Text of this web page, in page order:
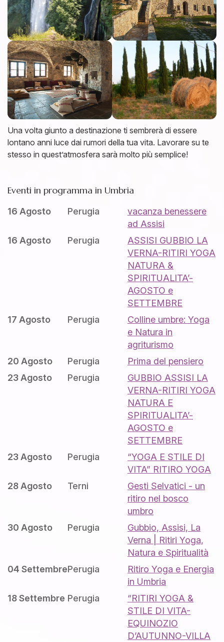
Una volta giunto a destinazione ti sembrerà di essere
lontano anni luce dai rumori della tua vita. Lavorare su te
stesso in quest’atmosfera sarà molto più semplice!
Eventi in programma in Umbria
16 Agosto Perugia
vacanza benessere
ad Assisi
16 Agosto
Perugia
ASSISI GUBBIO LA
VERNA-RITIRI YOGA
NATURA &
SPIRITUALITA’-
AGOSTO e
SETTEMBRE
17 Agosto
Perugia
Colline umbre: Yoga
e Natura in
agriturismo
20 Agosto
Perugia
Prima del pensiero
23 Agosto
Perugia
GUBBIO ASSISI LA
VERNA-RITIRI YOGA
NATURA E
SPIRITUALITA’-
AGOSTO e
SETTEMBRE
23 Agosto
Perugia
“YOGA E STILE DI
VITA” RITIRO YOGA
28 Agosto
Terni
Gesti Selvatici - un
ritiro nel bosco
umbro
30 Agosto
Perugia
Gubbio, Assisi, La
Verna | Ritiri Yoga,
Natura e Spiritualità
04 SettembrePerugia
Ritiro Yoga e Energia
in Umbria
18 Settembre Perugia
“RITIRI YOGA &
STILE DI VITA-
EQUINOZIO
D’AUTUNNO-VILLA